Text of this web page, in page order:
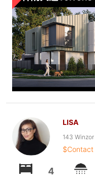
LISA
143
$Contact
4